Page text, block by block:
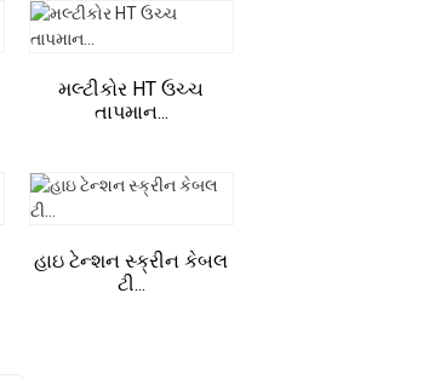
મલ્ટીકોર HT ઉચ્ચ
તાપમાન...
હાઇ ટેન્શન સ્ક્રીન કેબલ
ટી...